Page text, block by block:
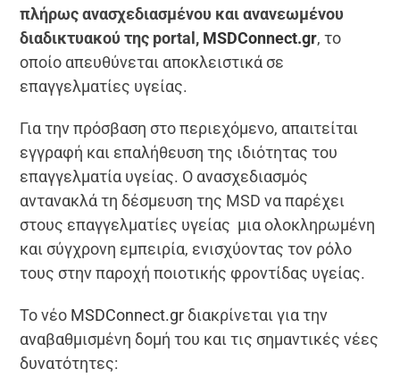
πλήρως ανασχεδιασμένου και ανανεωμένου
διαδικτυακού της portal, MSDConnect.gr, το
οποίο απευθύνεται αποκλειστικά σε
επαγγελματίες υγείας.
Για την πρόσβαση στο περιεχόμενο, απαιτείται
εγγραφή και επαλήθευση της ιδιότητας του
επαγγελματία υγείας. Ο ανασχεδιασμός
αντανακλά τη δέσμευση της MSD να παρέχει
στους επαγγελματίες υγείας μια ολοκληρωμένη
και σύγχρονη εμπειρία, ενισχύοντας τον ρόλο
τους στην παροχή ποιοτικής φροντίδας υγείας.
Το νέο MSDConnect.gr διακρίνεται για την
αναβαθμισμένη δομή του και τις σημαντικές νέες
δυνατότητες: